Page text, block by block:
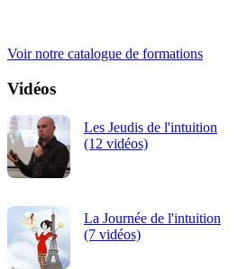
Voir notre catalogue de formations
Vidéos
Les Jeudis de l'intuition
(12 vidéos)
La Journée de l'intuition
(7 vidéos)